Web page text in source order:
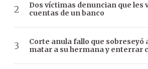
Dos víctimas denuncian que les
cuentas de un banco
Corte anula fallo que sobreseyó
matar a su hermana y enterrar